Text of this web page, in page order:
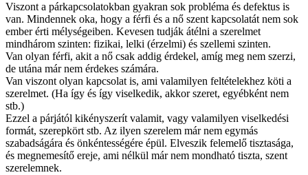
Viszont a párkapcsolatokban gyakran sok probléma és defektus is
van. Mindennek oka, hogy a férfi és a nő szent kapcsolatát nem sok
ember érti mélységeiben. Kevesen tudják átélni a szerelmet
mindhárom szinten: fizikai, lelki (érzelmi) és szellemi szinten.
Van olyan férfi, akit a nő csak addig érdekel, amíg meg nem szerzi,
de utána már nem érdekes számára.
Van viszont olyan kapcsolat is, ami valamilyen feltételekhez köti a
szerelmet. (Ha így és így viselkedik, akkor szeret, egyébként nem
stb.)
Ezzel a párjától kikényszerít valamit, vagy valamilyen viselkedési
formát, szerepkört stb. Az ilyen szerelem már nem egymás
szabadságára és önkéntességére épül. Elveszik felemelő tisztasága,
és megnemesítő ereje, ami nélkül már nem mondható tiszta, szent
szerelemnek.